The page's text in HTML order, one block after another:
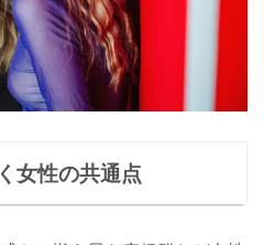
女性の共通点